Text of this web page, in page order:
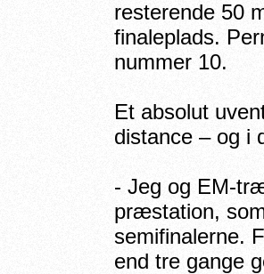
resterende 50
finaleplads.
nummer 10.
Et absolut
distance – og i
- Jeg og EM-
præstation,
semifinalerne.
end tre gange